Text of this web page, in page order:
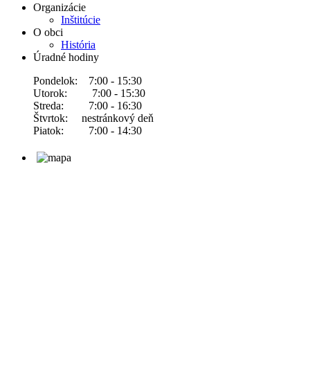
Organizácie
Inštitúcie
O obci
História
Úradné hodiny
Pondelok: 7:00 - 15:30
Utorok: 7:00 - 15:30
Streda: 7:00 - 16:30
Štvrtok: nestránkový deň
Piatok: 7:00 - 14:30